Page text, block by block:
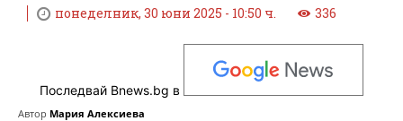
понеделник, 30 юни 2025 - 10:50 ч. 336
Последвай Bnews.bg в
Автор Мария Алексиева